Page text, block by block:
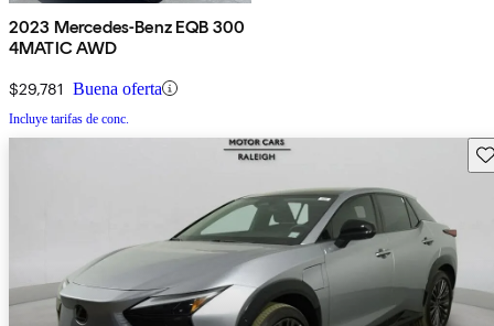
2023 Mercedes-Benz EQB 300
4MATIC AWD
$29,781 Buena oferta
Incluye tarifas de conc.